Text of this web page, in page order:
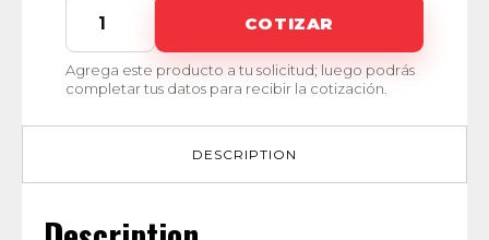
quantity
COTIZAR
Agrega este producto a tu solicitud; luego podrás
completar tus datos para recibir la cotización.
DESCRIPTION